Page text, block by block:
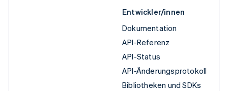
Entwickler/innen
Dokumentation
API-Referenz
API-Status
API-Änderungsprotokoll
Bibliotheken und SDKs